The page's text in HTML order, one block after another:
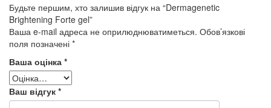
Будьте першим, хто залишив відгук на “Dermagenetic
Brightening Forte gel”
Ваша e-mail адреса не оприлюднюватиметься. Обов’язкові
поля позначені *
Ваша оцінка *
Ваш відгук *